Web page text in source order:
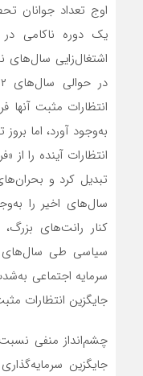
اوج تعداد جوانان
یک دوره ناکامی
انتظارات مثبت آنها
به‌وجود آورد، اما
انتظارات آینده را
تبدیل کرد و
سال‌های اخیر را
کنار رانت‌‌‌‌‌‌های
سیاسی طی سال‌های
سرمایه اجتماعی
جایگزین انتظارات
چشم‌‌‌‌‌‌انداز منفی
جایگزین